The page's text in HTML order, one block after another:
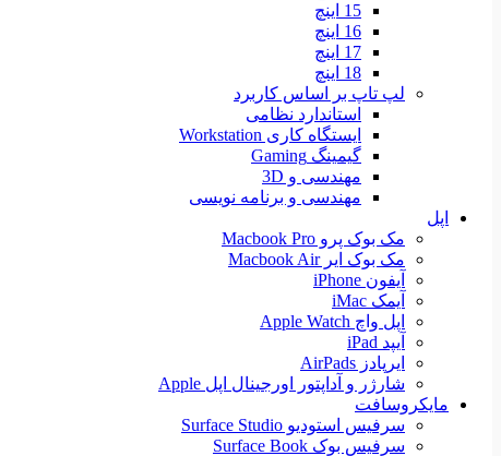
15 اینچ
16 اینچ
17 اینچ
18 اینچ
لپ تاپ بر اساس کاربرد
استاندارد نظامی
ایستگاه کاری Workstation
گیمینگ Gaming
مهندسی و 3D
مهندسی و برنامه نویسی
اپل
مک بوک پرو Macbook Pro
مک بوک ایر Macbook Air
آیفون iPhone
آیمک iMac
اپل واچ Apple Watch
آیپد iPad
ایرپادز AirPads
شارژر و آداپتور اورجینال اپل Apple
مایکروسافت
سرفیس استودیو Surface Studio
سرفیس بوک Surface Book